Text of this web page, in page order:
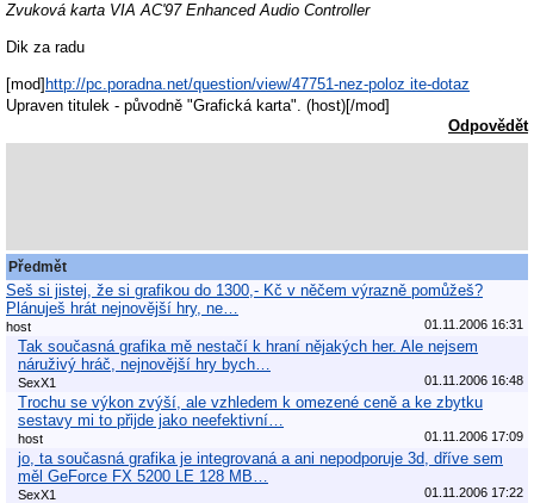
Zvuková karta VIA AC'97 Enhanced Audio Controller
Dik za radu
[mod] http://pc.poradna.net/question/view/47751-nez-poloz ite-dotaz
Upraven titulek - původně "Grafická karta". (host)[/mod]
Odpovědět
Předmět
Seš si jistej, že si grafikou do 1300,- Kč v něčem výrazně pomůžeš?
Plánuješ hrát nejnovější hry, ne…
host 01.11.2006 16:31
Tak současná grafika mě nestačí k hraní nějakých her. Ale nejsem
náruživý hráč, nejnovější hry bych…
SexX1 01.11.2006 16:48
Trochu se výkon zvýší, ale vzhledem k omezené ceně a ke zbytku
sestavy mi to přijde jako neefektivní…
host 01.11.2006 17:09
jo, ta současná grafika je integrovaná a ani nepodporuje 3d, dříve sem
měl GeForce FX 5200 LE 128 MB…
SexX1 01.11.2006 17:22